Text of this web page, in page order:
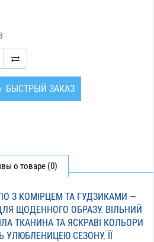
БЫСТРЫЙ ЗАКАЗ
о товаре (0)
З КОМІРЦЕМ ТА ГУДЗИКАМИ —
ЩОДЕННОГО ОБРАЗУ. ВІЛЬНИЙ
ТКАНИНА ТА ЯСКРАВІ КОЛЬОРИ
СЕЗОНУ. ЇЇ